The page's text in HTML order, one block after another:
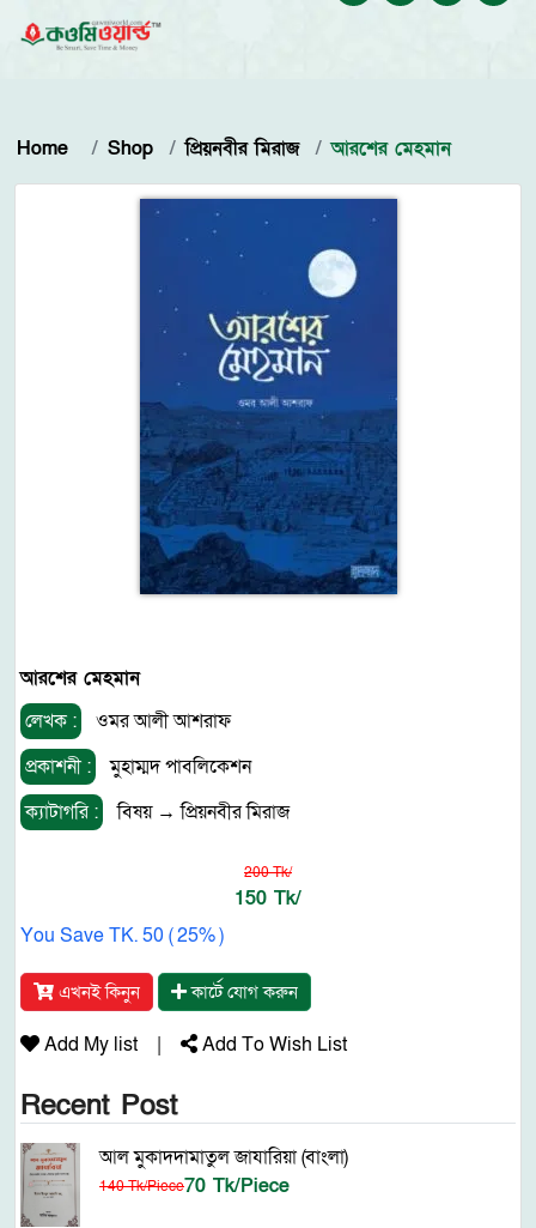
Home Shop প্রিয়নবীর মিরাজ আরশের মেহমান
আরশের মেহমান
লেখক :
ওমর আলী আশরাফ
প্রকাশনী :
মুহাম্মদ পাবলিকেশন
ক্যাটাগরি :
বিষয়→প্রিয়নবীর মিরাজ
200 Tk/
150 Tk/
You Save TK. 50 ( 25% )
এখনই কিনুন কার্টে যোগ করুন
Add My list | Add To Wish List
Recent Post
আল মুকাদদামাতুল জাযারিয়া (বাংলা)
140 Tk/Piece70 Tk/Piece